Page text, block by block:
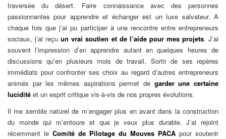
traversée du désert. Faire connaissance avec des personnes
passionnantes pour apprendre et échanger est un luxe salvateur. A
chaque fois que j’ai pu participer à une rencontre entre entrepreneurs
sociaux, j’ai reçuun vrai soutien et de l’aide pour mes projets. J’ai
souvent l’impression d’en apprendre autant en quelques heures de
discussions qu’en plusieurs mois de travail. Sortir de ses repères
immédiats pour confronter ses choix au regard d’autres entrepreneurs
animés par les mêmes aspirations permet de garder une certaine
lucidité et un esprit critique vis-à-vis de nos propres évolutions.
Il me semble naturel de m’engager plus en avant dans la construction
du monde qui m’entoure et que je veux plus durable. J’ai rejoint
récemment le Comité de Pilotage du Mouves PACA pour soutenir